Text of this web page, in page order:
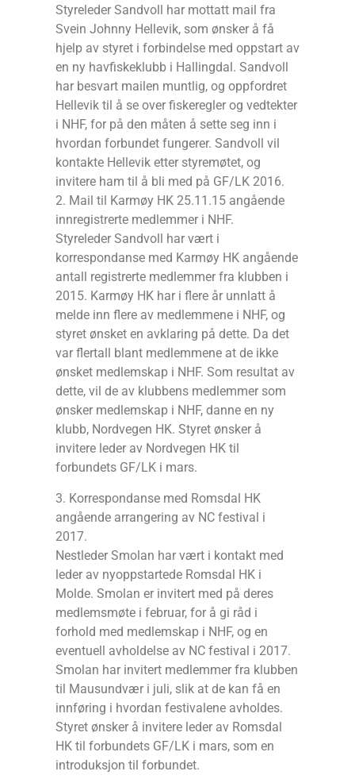
Styreleder Sandvoll har mottatt mail fra
Svein Johnny Hellevik, som ønsker å få
hjelp av styret i forbindelse med oppstart av
en ny havfiskeklubb i Hallingdal. Sandvoll
har besvart mailen muntlig, og oppfordret
Hellevik til å se over fiskeregler og vedtekter
i NHF, for på den måten å sette seg inn i
hvordan forbundet fungerer. Sandvoll vil
kontakte Hellevik etter styremøtet, og
invitere ham til å bli med på GF/LK 2016.
2. Mail til Karmøy HK 25.11.15 angående
innregistrerte medlemmer i NHF.
Styreleder Sandvoll har vært i
korrespondanse med Karmøy HK angående
antall registrerte medlemmer fra klubben i
2015. Karmøy HK har i flere år unnlatt å
melde inn flere av medlemmene i NHF, og
styret ønsket en avklaring på dette. Da det
var flertall blant medlemmene at de ikke
ønsket medlemskap i NHF. Som resultat av
dette, vil de av klubbens medlemmer som
ønsker medlemskap i NHF, danne en ny
klubb, Nordvegen HK. Styret ønsker å
invitere leder av Nordvegen HK til
forbundets GF/LK i mars.
3. Korrespondanse med Romsdal HK
angående arrangering av NC festival i
2017.
Nestleder Smolan har vært i kontakt med
leder av nyoppstartede Romsdal HK i
Molde. Smolan er invitert med på deres
medlemsmøte i februar, for å gi råd i
forhold med medlemskap i NHF, og en
eventuell avholdelse av NC festival i 2017.
Smolan har invitert medlemmer fra klubben
til Mausundvær i juli, slik at de kan få en
innføring i hvordan festivalene avholdes.
Styret ønsker å invitere leder av Romsdal
HK til forbundets GF/LK i mars, som en
introduksjon til forbundet.